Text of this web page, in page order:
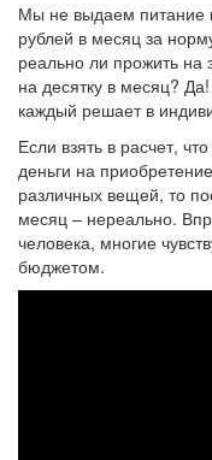
Мы не выдаем питание
рублей в месяц за
реально ли прожить на
на десятку в месяц?
каждый решает в
Если взять в расчет,
деньги на
различных вещей, то
месяц – нереально.
человека, многие
бюджетом.